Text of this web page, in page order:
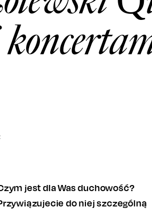
jest dla Was duchowość?
do niej szczególną